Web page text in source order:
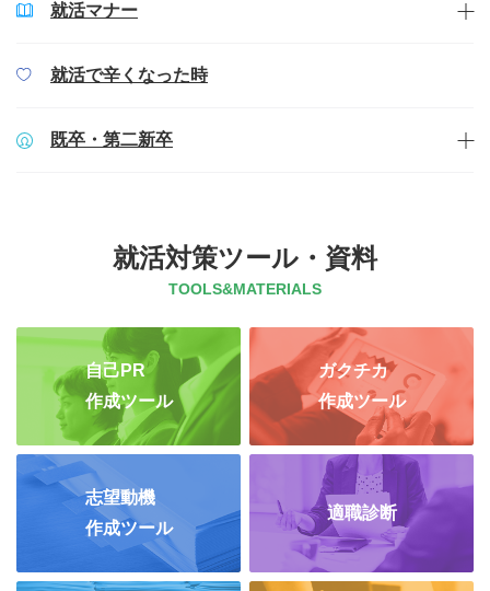
就活マナー
就活で辛くなった時
既卒・第二新卒
就活対策ツール・資料
TOOLS&MATERIALS
自己PR
作成ツール
ガクチカ
作成ツール
志望動機
作成ツール
適職診断